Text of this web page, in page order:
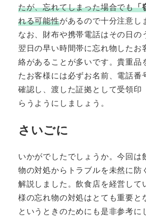
たが、忘れてしまった場合でも「
れる可能性があるので十分注意し
なお、財布や携帯電話はその日の
翌日の早い時間帯に忘れ物したお
絡があることが多いです。貴重品
たお客様には必ずお名前、電話番
確認し、渡した証拠として受領印
らうようにしましょう。
さいごに
いかがでしたでしょうか。今回は
物の対処からトラブルを未然に防
解説しました。飲食店を経営して
様の忘れ物の対処はとても重要と
というときのためにも是非参考に